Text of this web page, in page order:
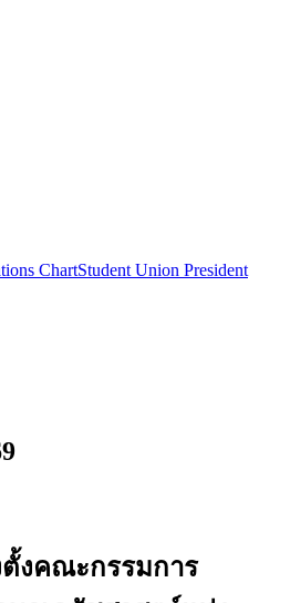
ChartStudent Union President
ตั้งคณะกรรมการ